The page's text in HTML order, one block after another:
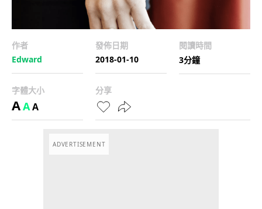
作者
Edward
發佈日期
2018-01-10
閱讀時間
3分鐘
字體大小
AAA
分享
ADVERTISEMENT